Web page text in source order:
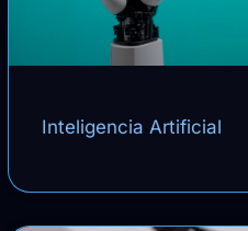
Inteligencia Artificial